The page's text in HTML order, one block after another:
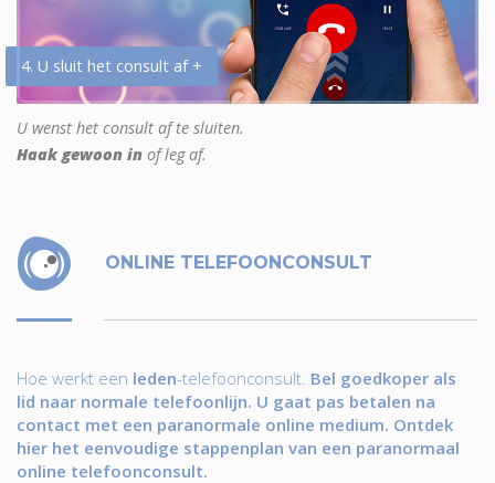
4. U sluit het consult af +
U wenst het consult af te sluiten.
Haak gewoon in of leg af.
ONLINE TELEFOONCONSULT
Hoe werkt een leden-telefoonconsult. Bel goedkoper als
lid naar normale telefoonlijn. U gaat pas betalen na
contact met een paranormale online medium. Ontdek
hier het eenvoudige stappenplan van een paranormaal
online telefoonconsult.